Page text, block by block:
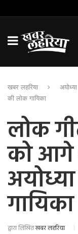
खबर लहरिया अयोध्या
की लोक गायिका
लोक
को आगे
गायिका
द्वारा लिखितखबर लहरिया